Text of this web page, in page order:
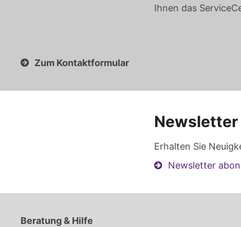
Ihnen das
Zum Kontaktformular
Newsletter
Erhalten Sie
Newsletter
Beratung & Hilfe